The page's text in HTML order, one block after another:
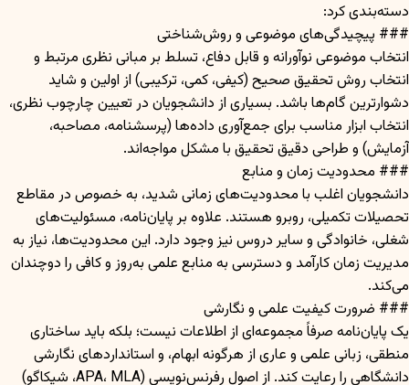
دسته‌بندی کرد:
### پیچیدگی‌های موضوعی و روش‌شناختی
انتخاب موضوعی نوآورانه و قابل دفاع، تسلط بر مبانی نظری مرتبط و
انتخاب روش تحقیق صحیح (کیفی، کمی، ترکیبی) از اولین و شاید
دشوارترین گام‌ها باشد. بسیاری از دانشجویان در تعیین چارچوب نظری،
انتخاب ابزار مناسب برای جمع‌آوری داده‌ها (پرسشنامه، مصاحبه،
آزمایش) و طراحی دقیق تحقیق با مشکل مواجه‌اند.
### محدودیت زمان و منابع
دانشجویان اغلب با محدودیت‌های زمانی شدید، به خصوص در مقاطع
تحصیلات تکمیلی، روبرو هستند. علاوه بر پایان‌نامه، مسئولیت‌های
شغلی، خانوادگی و سایر دروس نیز وجود دارد. این محدودیت‌ها، نیاز به
مدیریت زمان کارآمد و دسترسی به منابع علمی به‌روز و کافی را دوچندان
می‌کند.
### ضرورت کیفیت علمی و نگارشی
یک پایان‌نامه صرفاً مجموعه‌ای از اطلاعات نیست؛ بلکه باید ساختاری
منطقی، زبانی علمی و عاری از هرگونه ابهام، و استانداردهای نگارشی
دانشگاهی را رعایت کند. از اصول رفرنس‌نویسی (APA، MLA، شیکاگو)